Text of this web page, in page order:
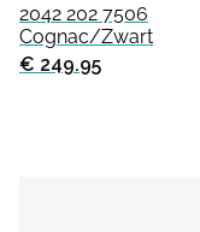
2042 202 7506
Cognac/Zwart
€ 249.95